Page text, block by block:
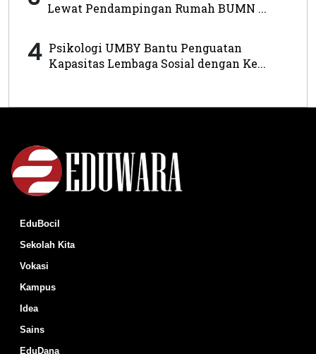
Lewat Pendampingan Rumah BUMN ...
4 Psikologi UMBY Bantu Penguatan
Kapasitas Lembaga Sosial dengan Ke...
EduBocil
Sekolah Kita
Vokasi
Kampus
Idea
Sains
EduDana